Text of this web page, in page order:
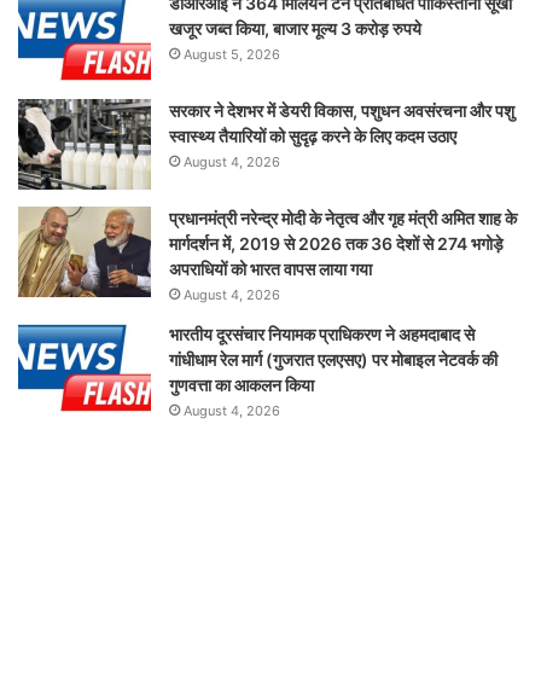
खजूर जब्त किया, बाजार मूल्य 3 करोड़ रुपये
August 5, 2026
सरकार ने देशभर में डेयरी विकास, पशुधन अवसंरचना और पशु
स्वास्थ्य तैयारियों को सुदृढ़ करने के लिए कदम उठाए
August 4, 2026
प्रधानमंत्री नरेन्द्र मोदी के नेतृत्व और गृह मंत्री अमित शाह के
मार्गदर्शन में, 2019 से 2026 तक 36 देशों से 274 भगोड़े
अपराधियों को भारत वापस लाया गया
August 4, 2026
भारतीय दूरसंचार नियामक प्राधिकरण ने अहमदाबाद से
गांधीधाम रेल मार्ग (गुजरात एलएसए) पर मोबाइल नेटवर्क की
गुणवत्ता का आकलन किया
August 4, 2026